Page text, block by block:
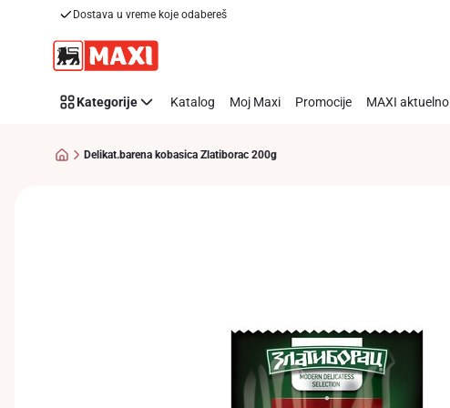
Dostava u vreme koje odabereš
Kategorije Katalog Moj Maxi Promocije MAXI aktuelno
Delikat.barena kobasica Zlatiborac 200g